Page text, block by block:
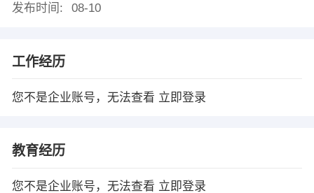
发布时间:
08-10
工作经历
您不是企业账号，无法查看 立即登录
教育经历
您不是企业账号，无法查看 立即登录